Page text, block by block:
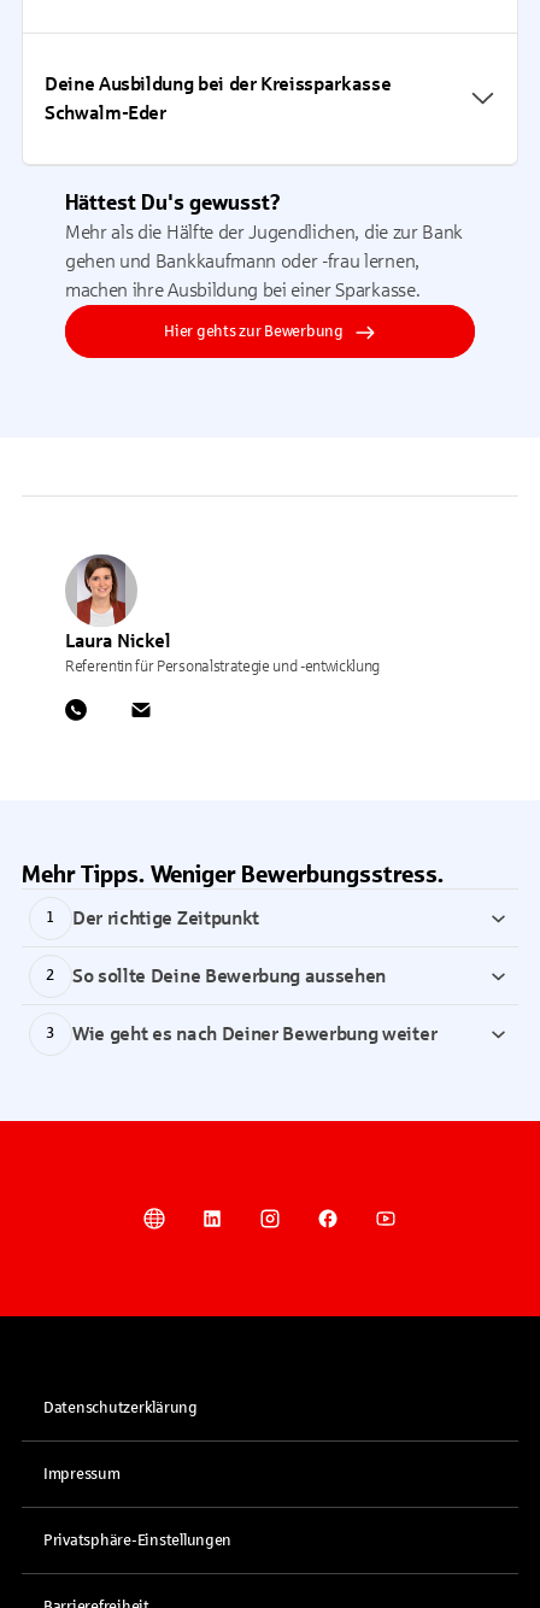
Deine Ausbildung bei der Kreissparkasse
Schwalm-Eder
Hättest Du's gewusst?
Mehr als die Hälfte der Jugendlichen, die zur Bank
gehen und Bankkaufmann oder -frau lernen,
machen ihre Ausbildung bei einer Sparkasse.
Hier gehts zur Bewerbung
Laura Nickel
Referentin für Personalstrategie und -entwicklung
Mehr Tipps. Weniger Bewerbungsstress.
1 Der richtige Zeitpunkt
2 So sollte Deine Bewerbung aussehen
3 Wie geht es nach Deiner Bewerbung weiter
Datenschutzerklärung
Impressum
Privatsphäre-Einstellungen